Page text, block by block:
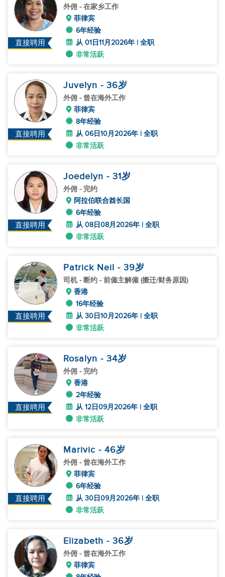
直接聘用
外佣 - 在家乡工作
菲律宾
6年经验
从 01日11月2026年 | 全职
非常活跃
直接聘用
Juvelyn - 36岁
外佣 - 曾在海外工作
菲律宾
8年经验
从 06日10月2026年 | 全职
非常活跃
直接聘用
Joedelyn - 31岁
外佣 - 完约
阿拉伯联合酋长国
6年经验
从 08日08月2026年 | 全职
非常活跃
直接聘用
Patrick Neil - 39岁
司机- 断约 - 前僱主解僱 (搬迁/财务原因)
香港
16年经验
从 30日10月2026年 | 全职
非常活跃
直接聘用
Rosalyn - 34岁
外佣 - 完约
香港
2年经验
从 12日09月2026年 | 全职
非常活跃
直接聘用
Marivic - 46岁
外佣 - 曾在海外工作
菲律宾
6年经验
从 30日09月2026年 | 全职
非常活跃
Elizabeth - 36岁
外佣 - 曾在海外工作
菲律宾